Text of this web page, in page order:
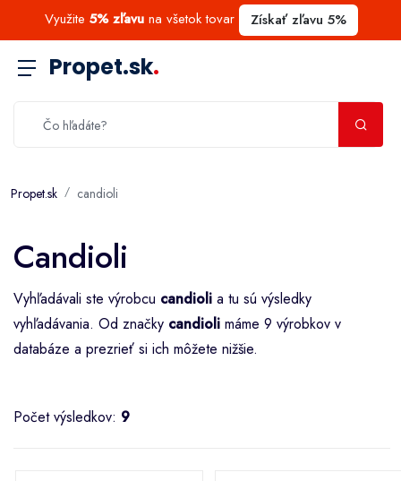
Využite 5% zľavu na všetok tovar Získať zľavu 5%
Propet.sk.
Propet.sk candioli
Candioli
Vyhľadávali ste výrobcu candioli a tu sú výsledky
vyhľadávania. Od značky candioli máme 9 výrobkov v
databáze a prezrieť si ich môžete nižšie.
Počet výsledkov: 9